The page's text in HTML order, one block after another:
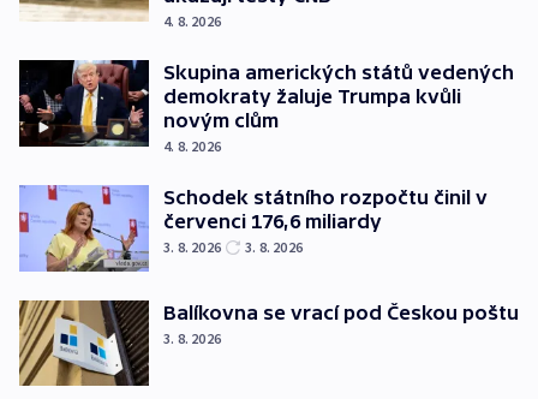
4. 8. 2026
Skupina amerických států vedených
demokraty žaluje Trumpa kvůli
novým clům
4. 8. 2026
Schodek státního rozpočtu činil v
červenci 176,6 miliardy
3. 8. 2026 3. 8. 2026
Balíkovna se vrací pod Českou poštu
3. 8. 2026